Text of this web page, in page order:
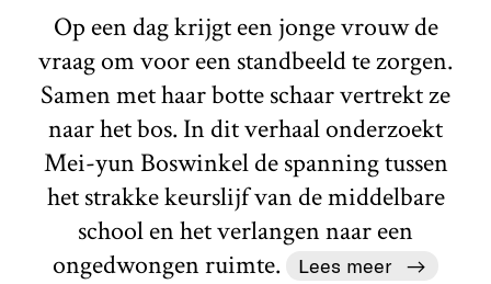
Op een dag krijgt een jonge vrouw de
vraag om voor een standbeeld te zorgen.
Samen met haar botte schaar vertrekt ze
naar het bos. In dit verhaal onderzoekt
Mei-yun Boswinkel de spanning tussen
het strakke keurslijf van de middelbare
school en het verlangen naar een
ongedwongen ruimte.
Lees meer